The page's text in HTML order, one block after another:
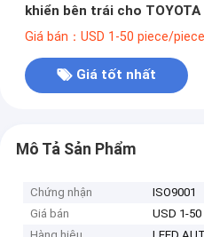
khiển bên trái cho
35121
Giá bán：USD 1-50 piece/
Giá tốt nhất
Mô Tả Sản Phẩm
Chứng nhận
ISO9001
Giá bán
USD 1-